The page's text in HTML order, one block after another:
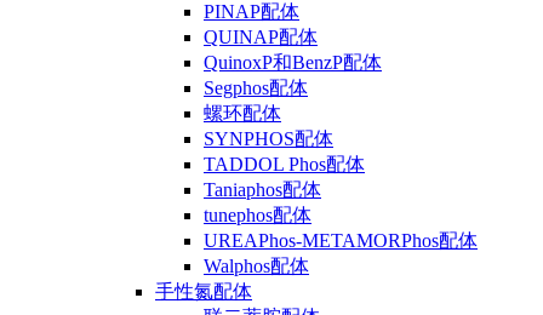
PINAP配体
QUINAP配体
QuinoxP和BenzP配体
Segphos配体
螺环配体
SYNPHOS配体
TADDOL Phos配体
Taniaphos配体
tunephos配体
UREAPhos-METAMORPhos配体
Walphos配体
手性氮配体